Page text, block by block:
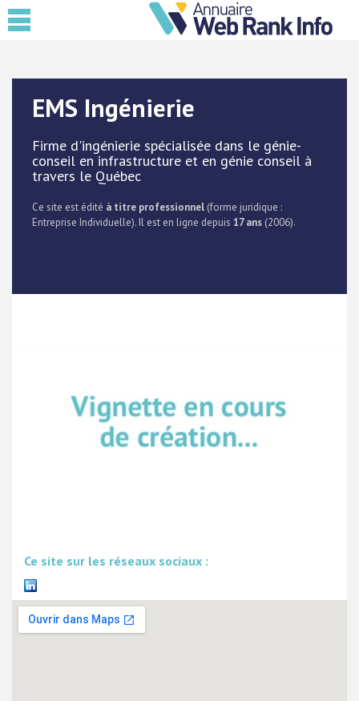
EMS Ingénierie
Firme d'ingénierie spécialisée dans le génie-
conseil en infrastructure et en génie conseil à
travers le Québec
Ce site est édité à titre professionnel (forme juridique :
Entreprise Individuelle). Il est en ligne depuis 17 ans (2006).
Ce site sur les réseaux sociaux :